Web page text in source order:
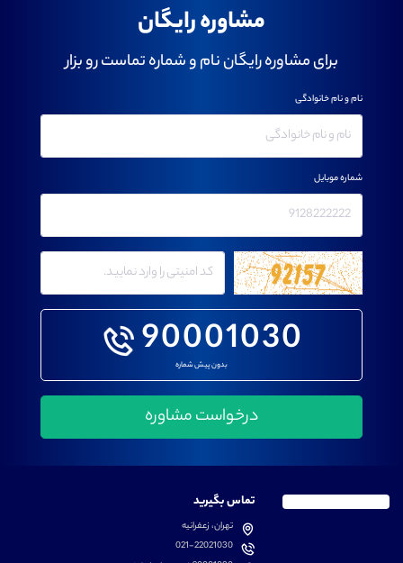
مشاوره رایگان
برای مشاوره رایگان نام و شماره تماست رو بزار
90001030
بدون پیش شماره
نام و نام خانوادگی
شماره موبایل
تماس بگیرید
تهران، زعفرانیه
021-22021030